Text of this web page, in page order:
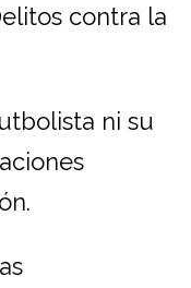
contra la
ni su